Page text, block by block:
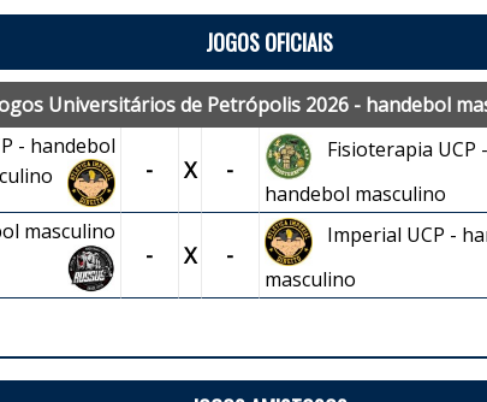
JOGOS OFICIAIS
Universitários de Petrópolis 2026 - handebol
- handebol
- X -
Fisioterapia UCP -
handebol masculino
masculino
- X -
Imperial UCP -
masculino